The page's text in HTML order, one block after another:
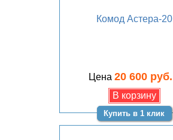
Комод Астера-20
Цена 20 600 руб.
Купить в 1 клик